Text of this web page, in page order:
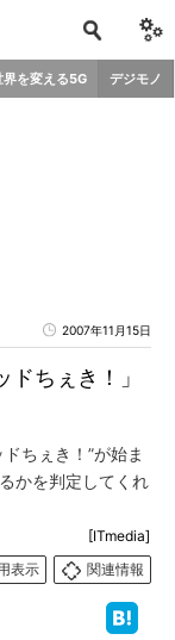
界を変える5G デジモノ
2007年11月15日
ドちぇき！」
ちぇき！”が始ま
かを判定してくれ
[ITmedia]
表示
関連情報